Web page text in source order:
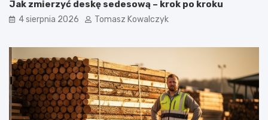
Jak zmierzyć deskę sedesową – krok po kroku
4 sierpnia 2026 Tomasz Kowalczyk